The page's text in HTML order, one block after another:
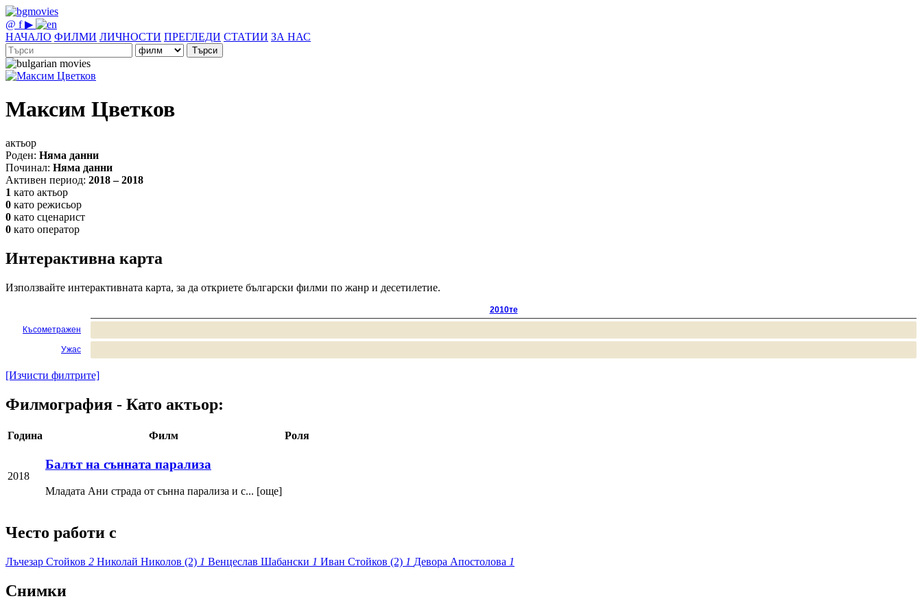
@ f ▶
НАЧАЛО ФИЛМИ ЛИЧНОСТИ ПРЕГЛЕДИ СТАТИИ ЗА НАС
Търси
Максим Цветков
актьор
Роден: Няма данни
Починал: Няма данни
Активен период: 2018 – 2018
1 като актьор
0 като режисьор
0 като сценарист
0 като оператор
Интерактивна карта
Използвайте интерактивната карта, за да откриете български филми по жанр и десетилетие.
2010те
Късометражен
Ужас
[Изчисти филтрите]
Филмография - Като актьор:
Година Филм Роля
2018
Балът на сънната парализа
Младата Ани страда от сънна парализа и с... [още]
Често работи с
Лъчезар Стойков 2 Николай Николов (2) 1 Венцеслав Шабански 1 Иван Стойков (2) 1 Девора Апостолова 1
Снимки